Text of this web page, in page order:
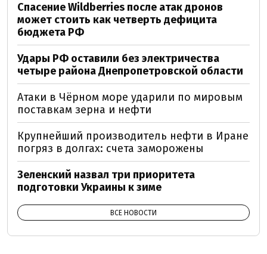
Спасение Wildberries после атак дронов
может стоить как четверть дефицита
бюджета РФ
Удары РФ оставили без электричества
четыре района Днепропетровской области
Атаки в Чёрном море ударили по мировым
поставкам зерна и нефти
Крупнейший производитель нефти в Иране
погряз в долгах: счета заморожены
Зеленский назвал три приоритета
подготовки Украины к зиме
ВСЕ НОВОСТИ